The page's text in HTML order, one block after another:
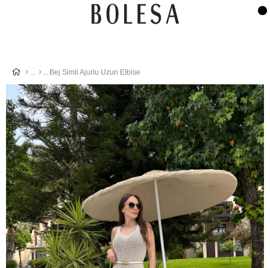
Bej Simli Ajurlu Uzun Elbise